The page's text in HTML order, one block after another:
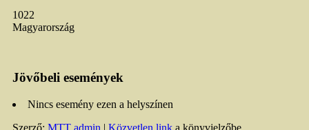
1022
Magyarország
Jövőbeli események
Nincs esemény ezen a helyszínen
Szerző: MTT admin | Közvetlen link a könyvjelzőbe.